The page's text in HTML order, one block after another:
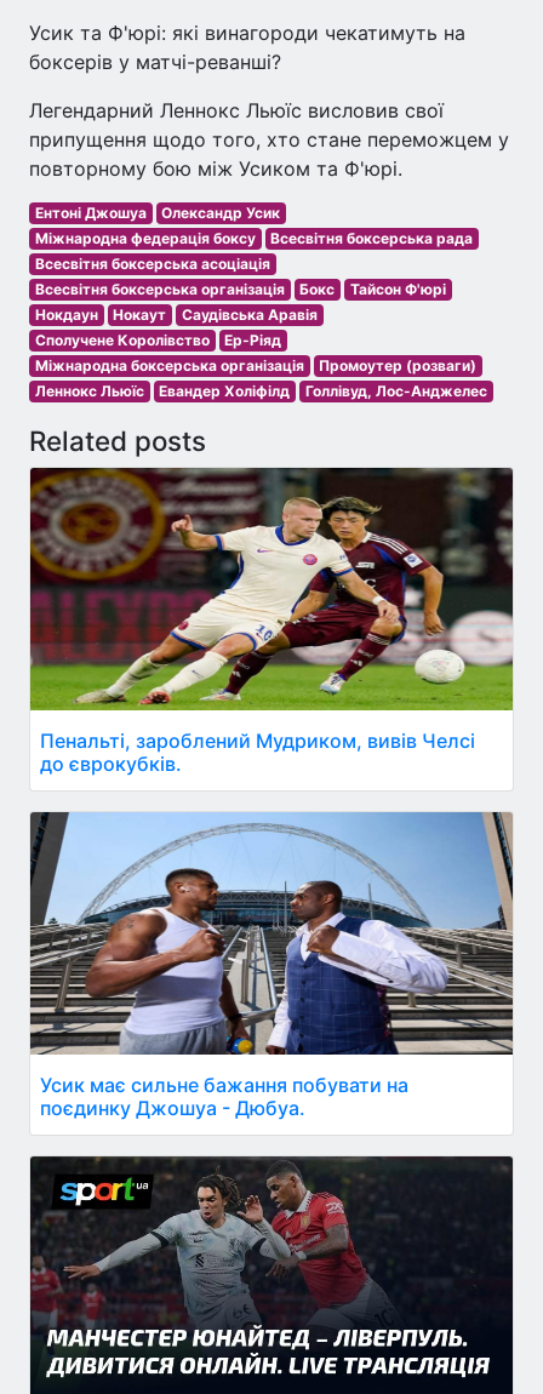
Усик та Ф'юрі: які винагороди чекатимуть на
боксерів у матчі-реванші?
Легендарний Леннокс Льюїс висловив свої
припущення щодо того, хто стане переможцем у
повторному бою між Усиком та Ф'юрі.
Ентоні Джошуа
Олександр Усик
Міжнародна федерація боксу
Всесвітня боксерська рада
Всесвітня боксерська асоціація
Всесвітня боксерська організація
Бокс
Тайсон Ф'юрі
Нокдаун
Нокаут
Саудівська Аравія
Сполучене Королівство
Ер-Ріяд
Міжнародна боксерська організація
Промоутер (розваги)
Леннокс Льюїс
Евандер Холіфілд Голлівуд, Лос-Анджелес
Related posts
Пенальті, зароблений Мудриком, вивів Челсі
до єврокубків.
Усик має сильне бажання побувати на
поєдинку Джошуа - Дюбуа.